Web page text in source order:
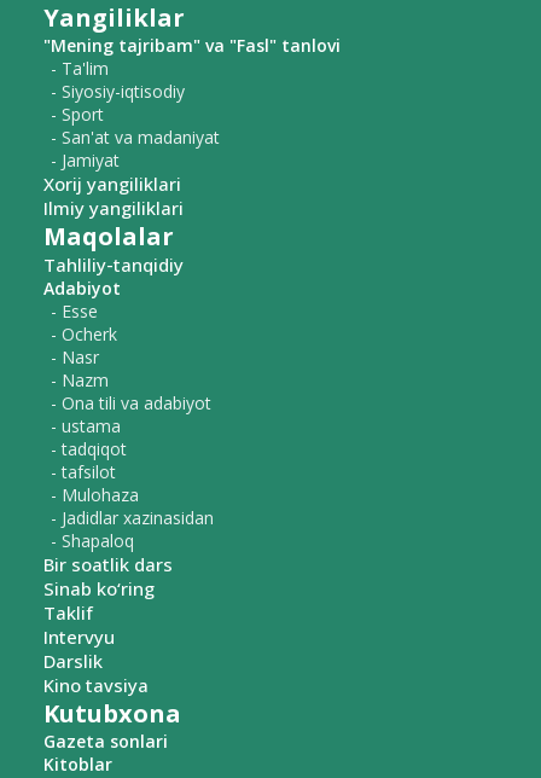
Yangiliklar
"Mening tajribam" va "Fasl" tanlovi
- Ta'lim
- Siyosiy-iqtisodiy
- Sport
- San'at va madaniyat
- Jamiyat
Xorij yangiliklari
Ilmiy yangiliklari
Maqolalar
Tahliliy-tanqidiy
Adabiyot
- Esse
- Ocherk
- Nasr
- Nazm
- Ona tili va adabiyot
- ustama
- tadqiqot
- tafsilot
- Mulohaza
- Jadidlar xazinasidan
- Shapaloq
Bir soatlik dars
Sinab ko‘ring
Taklif
Intervyu
Darslik
Kino tavsiya
Kutubxona
Gazeta sonlari
Kitoblar